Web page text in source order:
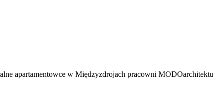
apartamentowce w Międzyzdrojach pracowni